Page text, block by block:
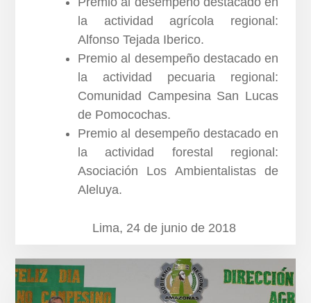
la actividad agrícola regional:
Alfonso Tejada Iberico.
Premio al desempeño destacado en
la actividad pecuaria regional:
Comunidad Campesina San Lucas
de Pomocochas.
Premio al desempeño destacado en
la actividad forestal regional:
Asociación Los Ambientalistas de
Aleluya.
Lima, 24 de junio de 2018